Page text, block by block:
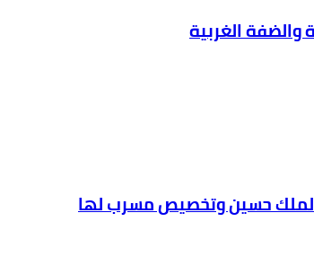
والضفة الغربية
حسين وتخصيص مسرب لها